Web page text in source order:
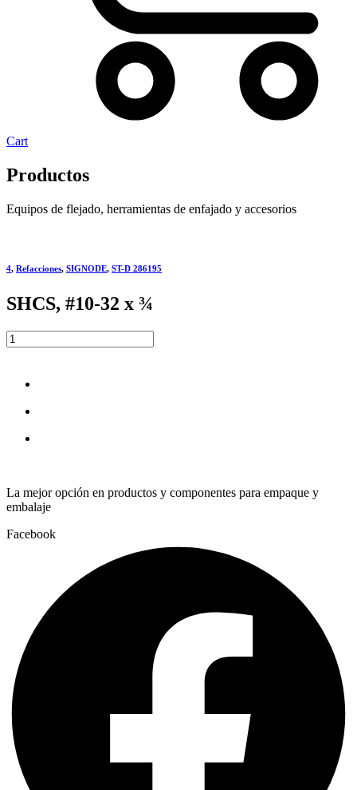
Cart
Productos
Equipos de flejado, herramientas de enfajado y accesorios
4, Refacciones, SIGNODE, ST-D 286195
SHCS, #10-32 x ¾
SHCS,
#10-
quantity
La mejor opción en productos y componentes para empaque y
embalaje
Facebook